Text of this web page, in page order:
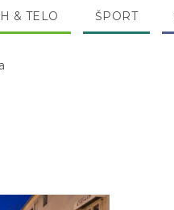
& TELO ŠPORT